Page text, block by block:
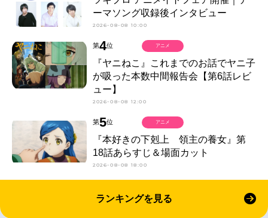
ーマソング収録後インタビュー
2026-08-08 10:00
第4位
『ヤニねこ』これまでのお話でヤニ子
が吸った本数中間報告会【第6話レビ
ュー】
2026-08-08 12:00
アニメ
第5位
『本好きの下剋上 領主の養女』第
18話あらすじ＆場面カット
2026-08-08 18:00
アニメ
ランキングを見る